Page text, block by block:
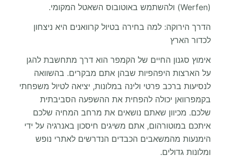
(Werfen) ולהשתמש באוטובוס השאטל המקומי.
הדרך הירוקה: למה בחירה בטיול קרוואנים היא ניצחון
לכדור הארץ
אימוץ סגנון החיים של הקמפר הוא דרך מתחשבת להגן
על הארצות היפהפיות שבהן אתם מבקרים. בהשוואה
לנסיעות ברכב פרטי ולינה במלונות, יציאה לטיול משפחתי
בקמפרוואן יכולה להפחית את ההשפעה הסביבתית
שלכם. מכיוון שאתם נושאים את מרחב המחיה שלכם
איתכם במוטורהום, אתם משיגים חיסכון באנרגיה על ידי
הימנעות מהמשאבים הכבדים הנדרשים לאתרי נופש
ומלונות גדולים.